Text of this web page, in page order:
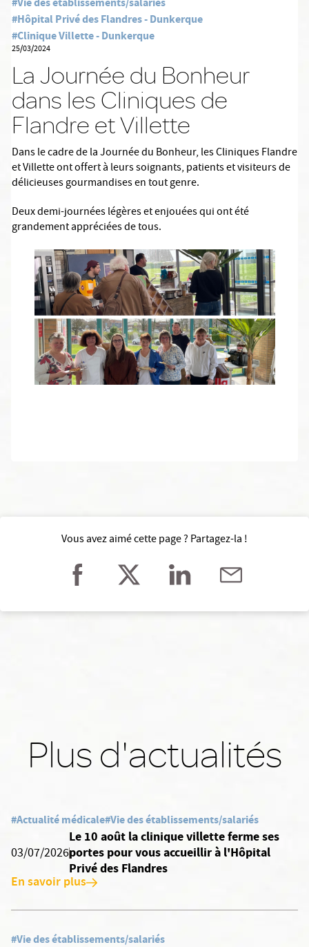
#Hôpital Privé des Flandres - Dunkerque
#Clinique Villette - Dunkerque
25/03/2024
La Journée du Bonheur
dans les Cliniques de
Flandre et Villette
Dans le cadre de la Journée du Bonheur, les Cliniques Flandre
et Villette ont offert à leurs soignants, patients et visiteurs de
délicieuses gourmandises en tout genre.
Deux demi-journées légères et enjouées qui ont été
grandement appréciées de tous.
Vous avez aimé cette page ? Partagez-la !
Plus d'actualités
#Actualité médicale#Vie des établissements/salariés
03/07/2026
Le 10 août la clinique villette ferme ses
portes pour vous accueillir à l'Hôpital
Privé des Flandres
En savoir plus
#Vie des établissements/salariés